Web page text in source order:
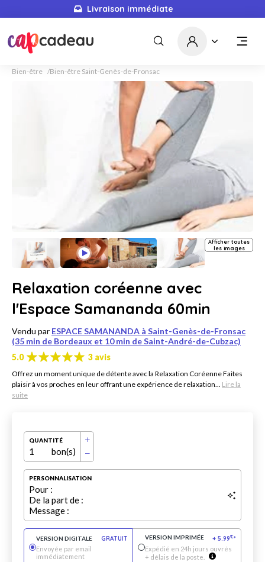
Livraison immédiate
Bien-être Bien-être Saint-Genès-de-Fronsac
Afficher toutes
les images
Relaxation coréenne avec
l'Espace Samananda 60min
Vendu par ESPACE SAMANANDA à Saint-Genès-de-Fronsac
(35 min de Bordeaux et 10 min de Saint-André-de-Cubzac)
5.0
3 avis
Offrez un moment unique de détente avec la Relaxation Coréenne Faites
plaisir à vos proches en leur offrant une expérience de relaxation... Lire la
suite
QUANTITÉ
1 bon(s)
PERSONNALISATION
Pour :
De la part de :
Message :
VERSION DIGITALE
GRATUIT
Envoyée par email
immédiatement
VERSION IMPRIMÉE + 5.99€*
Expédié en 24h jours ouvrés
+ délais de la poste.